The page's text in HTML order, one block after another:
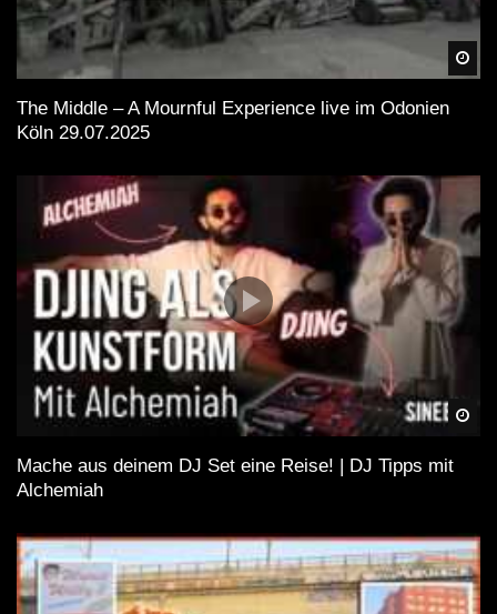
The Middle – A Mournful Experience live im Odonien
Köln 29.07.2025
Mache aus deinem DJ Set eine Reise! | DJ Tipps mit
Alchemiah